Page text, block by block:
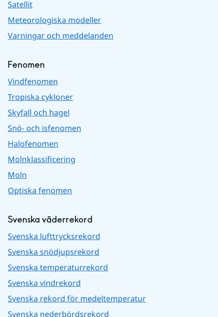
Satellit
Meteorologiska modeller
Varningar och meddelanden
Fenomen
Vindfenomen
Tropiska cykloner
Skyfall och hagel
Snö- och isfenomen
Halofenomen
Molnklassificering
Moln
Optiska fenomen
Svenska väderrekord
Svenska lufttrycksrekord
Svenska snödjupsrekord
Svenska temperaturrekord
Svenska vindrekord
Svenska rekord för medeltemperatur
Svenska nederbördsrekord